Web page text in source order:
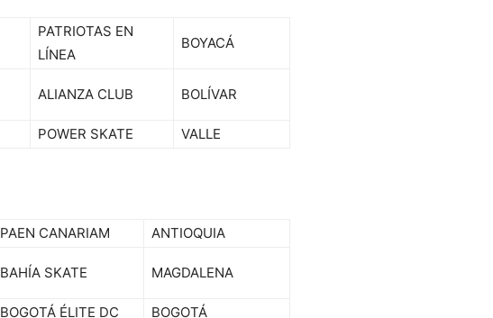
PATRIOTAS EN
LÍNEA
BOYACÁ
ALIANZA CLUB BOLÍVAR
POWER SKATE VALLE
PAEN CANARIAM ANTIOQUIA
BAHÍA SKATE MAGDALENA
BOGOTÁ ÉLITE DC BOGOTÁ